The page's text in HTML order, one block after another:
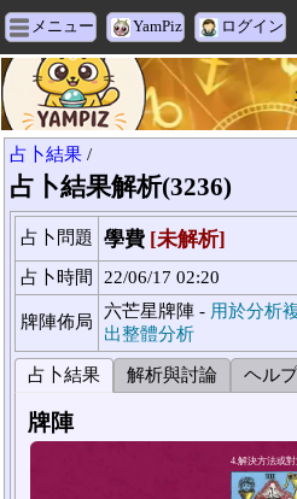
メニュー YamPiz ログイン
占卜結果 /
占卜結果解析(3236)
占卜問題 學費 [未解析]
占卜時間 22/06/17 02:20
牌陣佈局
六芒星牌陣 - 用於分析
出整體分析
占卜結果 解析與討論 ヘルプ
牌陣